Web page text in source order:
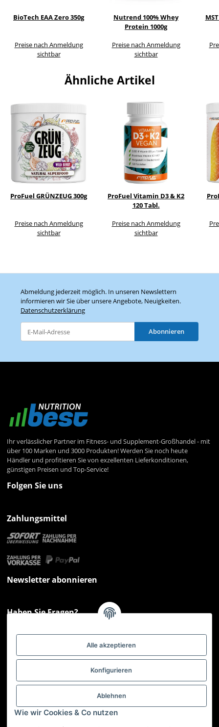
Alle akzeptieren
Konfigurieren
Ablehnen
Wie wir Cookies & Co nutzen
BioTech EAA Zero 350g
Preise nach Anmeldung
sichtbar
Nutrend 100% Whey
Protein 1000g
Preise nach Anmeldung
sichtbar
Ähnliche Artikel
ProFuel GRÜNZEUG 300g
Preise nach Anmeldung
sichtbar
ProFuel Vitamin D3 & K2
120 Tabl.
Preise nach Anmeldung
sichtbar
Abmeldung jederzeit möglich. In unseren Newslettern
informieren wir Sie über unsere Angebote, Neuigkeiten.
Datenschutzerklärung
Abonnieren
Ihr verlässlicher Partner im Fitness- und Supplement-Großhandel - mit
über 100 Marken und 3000 Produkten! Werden Sie noch heute
Händler und profitieren Sie von exzellenten Lieferkonditionen,
günstigen Preisen und Top-Service!
Folgen Sie uns
Zahlungsmittel
Newsletter abonnieren
Haben Sie Fragen?
Montag - Freitag: 09:00 - 17:00 Uhr
Hotline 📞0521 33797807
Gesetzliche Informationen